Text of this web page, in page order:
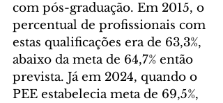
com pós-graduação. Em 2015, o
percentual de profissionais com
estas qualificações era de 63,3%,
abaixo da meta de 64,7% então
prevista. Já em 2024, quando o
PEE estabelecia meta de 69,5%,